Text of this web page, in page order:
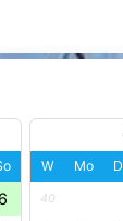
6
W Mo
40